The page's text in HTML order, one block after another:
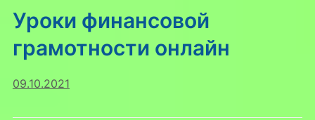
Уроки финансовой
грамотности онлайн
09.10.2021